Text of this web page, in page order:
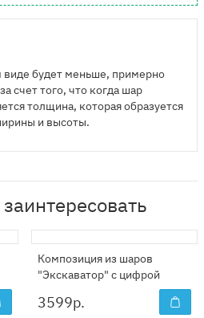
виде будет меньше, примерно
счет того, что когда шар
толщина, которая образуется
и высоты.
Композиция из шаров
"Экскаватор" с цифрой
3599р.